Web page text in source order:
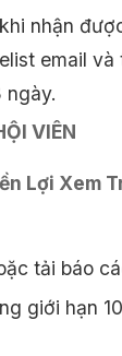
nhận
email
ngày.
VIÊN
Lợi Xem
tải báo
giới hạn